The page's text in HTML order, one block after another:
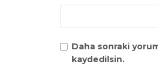
Daha sonraki
kaydedilsin.